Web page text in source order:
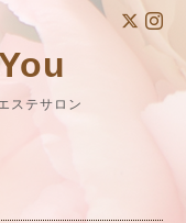
ステサロン